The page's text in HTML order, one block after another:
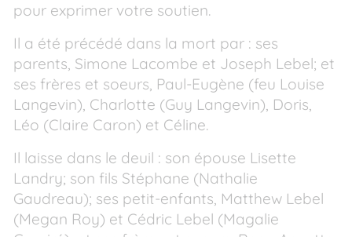
pour exprimer votre soutien.
Il a été précédé dans la mort par : ses
parents, Simone Lacombe et Joseph Lebel; et
ses frères et soeurs, Paul-Eugène (feu Louise
Langevin), Charlotte (Guy Langevin), Doris,
Léo (Claire Caron) et Céline.
Il laisse dans le deuil : son épouse Lisette
Landry; son fils Stéphane (Nathalie
Gaudreau); ses petit-enfants, Matthew Lebel
(Megan Roy) et Cédric Lebel (Magalie